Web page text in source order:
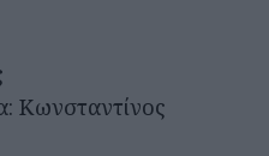
Κωνσταντίνος